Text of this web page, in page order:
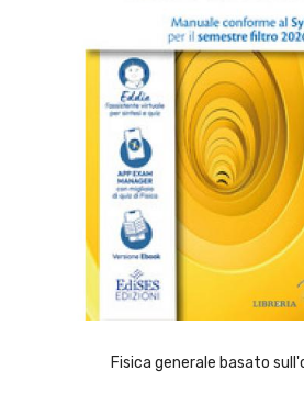
Fisica generale basato
ACQUISTA